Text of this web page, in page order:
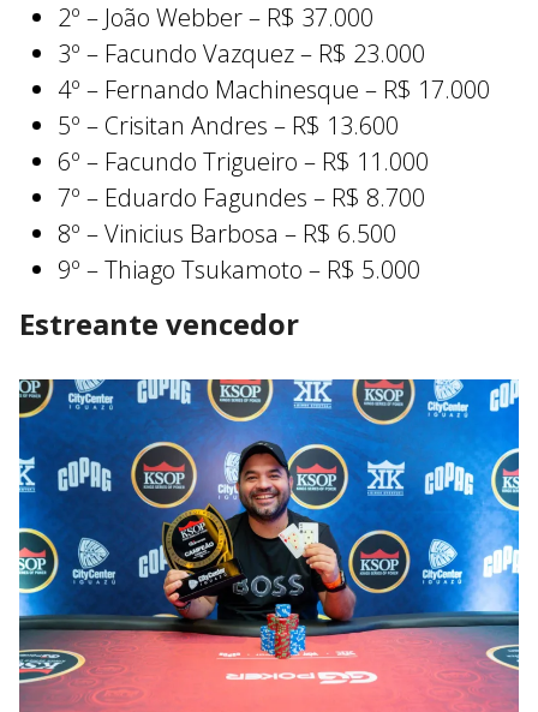
2º – João Webber – R$ 37.000
3º – Facundo Vazquez – R$ 23.000
4º – Fernando Machinesque – R$ 17.000
5º – Crisitan Andres – R$ 13.600
6º – Facundo Trigueiro – R$ 11.000
7º – Eduardo Fagundes – R$ 8.700
8º – Vinicius Barbosa – R$ 6.500
9º – Thiago Tsukamoto – R$ 5.000
Estreante vencedor